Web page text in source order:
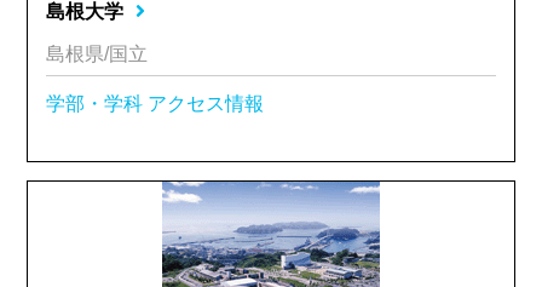
島根大学
島根県/国立
学部・学科 アクセス情報